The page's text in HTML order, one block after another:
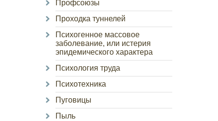
Профсоюзы
Проходка туннелей
Психогенное массовое
заболевание, или истерия
эпидемического характера
Психология труда
Психотехника
Пуговицы
Пыль